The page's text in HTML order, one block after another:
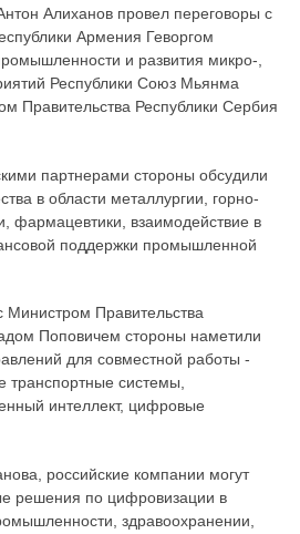
Алиханов провел переговоры с
Армения Геворгом
и развития микро-,
Республики Союз Мьянма
Правительства Республики Сербия
партнерами стороны обсудили
в области металлургии, горно-
фармацевтики, взаимодействие в
поддержки промышленной
Министром Правительства
Поповичем стороны наметили
для совместной работы -
транспортные системы,
интеллект, цифровые
российские компании могут
решения по цифровизации в
здравоохранении,